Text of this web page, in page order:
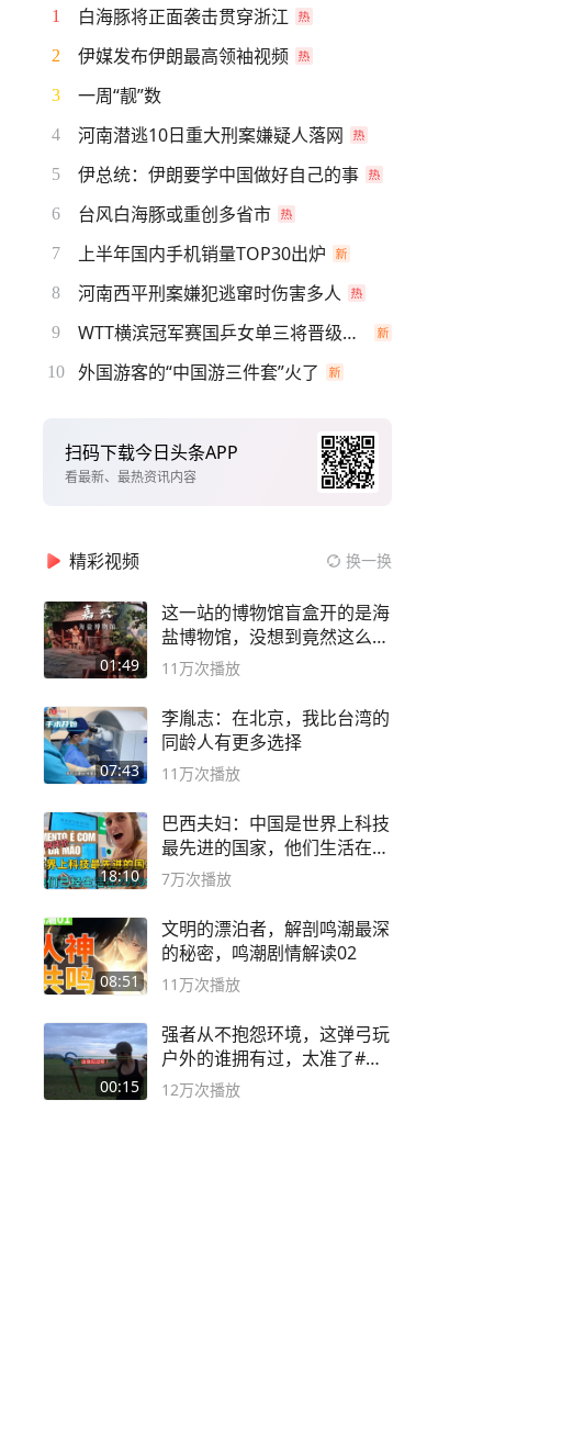
1 白海豚将正面袭击贯穿浙江
2 伊媒发布伊朗最高领袖视频
3 一周“靓”数
4 河南潜逃10日重大刑案嫌疑人落网
5 伊总统：伊朗要学中国做好自己的事
6 台风白海豚或重创多省市
7 上半年国内手机销量TOP30出炉
8 河南西平刑案嫌犯逃窜时伤害多人
9 WTT横滨冠军赛国乒女单三将晋级四强
10 外国游客的“中国游三件套”火了
扫码下载今日头条APP
看最新、最热资讯内容
精彩视频 换一换
01:49
这一站的博物馆盲盒开的是海
盐博物馆，没想到竟然这么好
逛！
11万次播放
07:43
李胤志：在北京，我比台湾的
同龄人有更多选择
11万次播放
18:10
巴西夫妇：中国是世界上科技
最先进的国家，他们生活在
2999年
7万次播放
08:51
文明的漂泊者，解剖鸣潮最深
的秘密，鸣潮剧情解读02
11万次播放
00:15
强者从不抱怨环境，这弹弓玩
户外的谁拥有过，太准了#弹
弓#户外
12万次播放